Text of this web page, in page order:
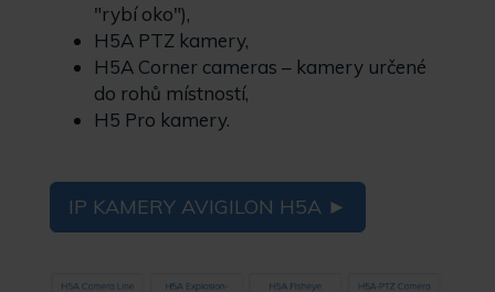
"rybí oko"),
H5A PTZ kamery,
H5A Corner cameras – kamery určené
do rohů místností,
H5 Pro kamery.
IP KAMERY AVIGILON H5A ►